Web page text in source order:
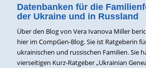
Datenbanken für die
der Ukraine und in Russland
Über den Blog von Vera Ivanova Miller
hier im CompGen-Blog. Sie ist Ratgeberin
ukrainischen und russischen Familien. Sie
vierseitigen Kurz-Ratgeber „Ukrainian